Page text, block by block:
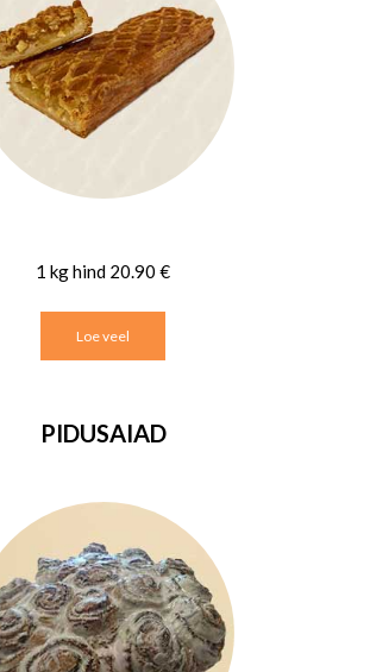
1 kg hind 20.90 €
Loe veel
PIDUSAIAD